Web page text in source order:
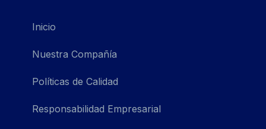
Inicio
Nuestra Compañía
Políticas de Calidad
Responsabilidad Empresarial